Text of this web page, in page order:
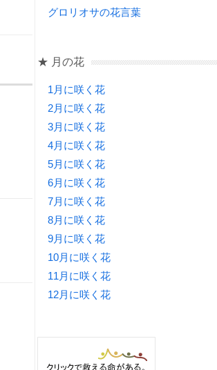
グロリオサの花言葉
★ 月の花
1月に咲く花
2月に咲く花
3月に咲く花
4月に咲く花
5月に咲く花
6月に咲く花
7月に咲く花
8月に咲く花
9月に咲く花
10月に咲く花
11月に咲く花
12月に咲く花